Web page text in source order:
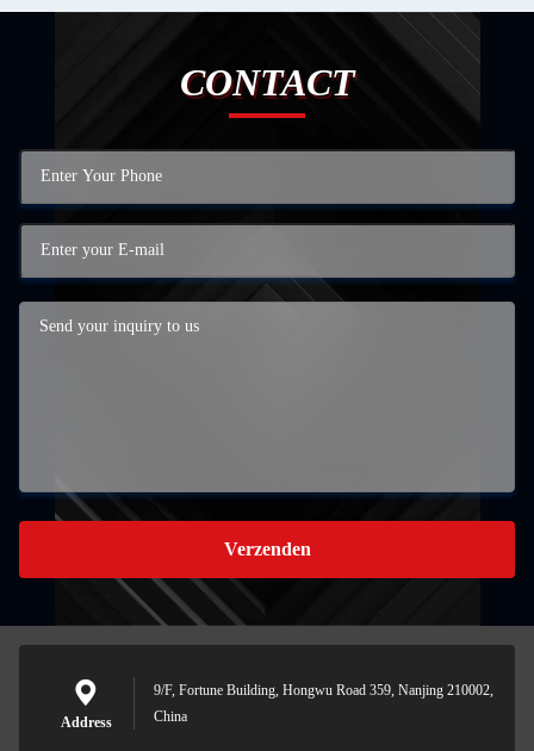
CONTACT
Verzenden
Address
9/F, Fortune Building, Hongwu Road 359, Nanjing 210002,
China